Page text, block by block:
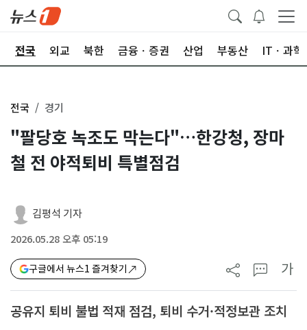
전국 외교 북한 금융ㆍ증권 산업 부동산 ITㆍ과학
전국 경기
"팔당호 녹조도 막는다"…한강청, 장마
철 전 야적퇴비 특별점검
김평석 기자
2026.05.28 오후 05:19
구글에서 뉴스1 즐겨찾기 가
공유지 퇴비 불법 적재 점검, 퇴비 수거·적정보관 조치